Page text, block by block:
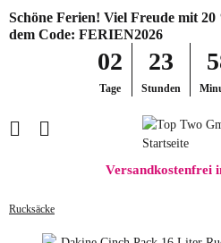
Schöne Ferien! Viel Freude mit
dem Code: FERIEN2026
02
Tage
23
Stunden
Versandkostenfrei
Rucksäcke